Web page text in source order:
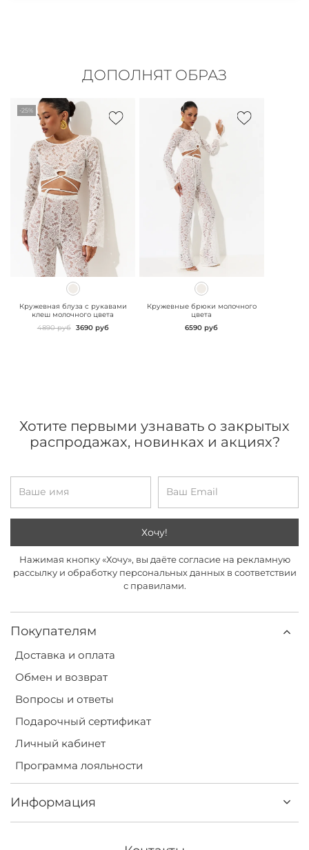
ДОПОЛНЯТ ОБРАЗ
-25%
" class="js-prevent-
Кружевная блуза с рукавами
клеш молочного цвета
4890 руб 3690 руб
" class="js-prevent-
Кружевные брюки молочного
цвета
6590 руб
Покупателям
Доставка и оплата
Обмен и возврат
Вопросы и ответы
Подарочный сертификат
Личный кабинет
Программа лояльности
Информация
Хотите первыми узнавать о закрытых
распродажах, новинках и акциях?
Хочу!
Нажимая кнопку «Хочу», вы даёте согласие на рекламную
рассылку и обработку персональных данных в соответствии
с правилами.